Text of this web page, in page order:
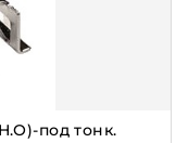
под тонк.